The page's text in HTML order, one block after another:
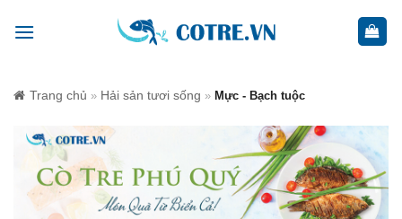
Trang chủ » Hải sản tươi sống » Mực - Bạch tuộc